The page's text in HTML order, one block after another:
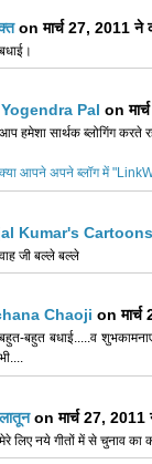
on मार्च 27, 2011 ने
बधाई।
Yogendra Pal on
आप हमेशा सार्थक ब्लोगिंग करते
क्या आपने अपने ब्लॉग में
Kumar's Cartoons
वाह जी बल्ले बल्ले
Chaoji on
बहुत-बहुत बधाई.....व
भी....
on मार्च 27,
मेरे लिए नये गीतों में से चुनाव का